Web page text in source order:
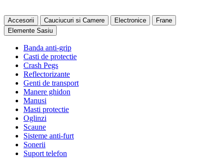
Accesorii Cauciucuri si Camere Electronice
Frane
Elemente Sasiu
Banda anti-grip
Casti de protectie
Crash Pegs
Reflectorizante
Genti de transport
Manere ghidon
Manusi
Masti protectie
Oglinzi
Scaune
Sisteme anti-furt
Sonerii
Suport telefon